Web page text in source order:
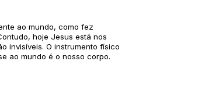
ao mundo, como fez
hoje Jesus está nos
invisíveis. O instrumento físico
ao mundo é o nosso corpo.